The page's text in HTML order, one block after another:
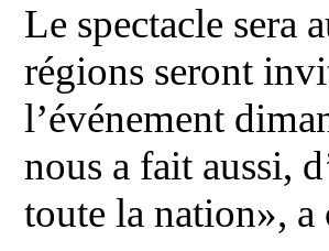
Le spectacle sera
régions seront
l’événement
nous a fait aussi,
toute la nation»,